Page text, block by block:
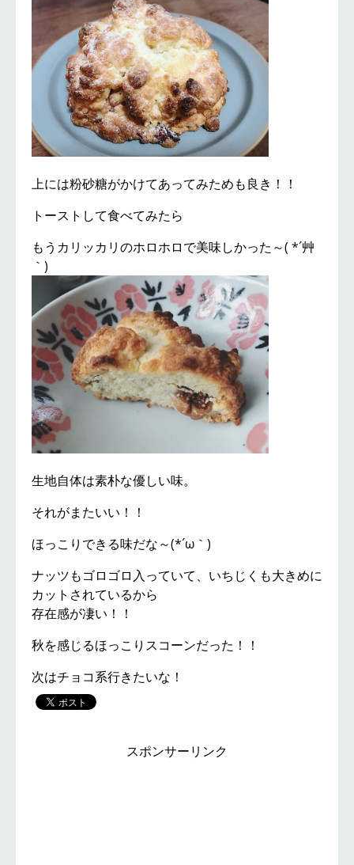
上には粉砂糖がかけてあってみためも良き！！
トーストして食べてみたら
もうカリッカリのホロホロで美味しかった～( *´艸
｀)
生地自体は素朴な優しい味。
それがまたいい！！
ほっこりできる味だな～(*´ω｀)
ナッツもゴロゴロ入っていて、いちじくも大きめに
カットされているから
存在感が凄い！！
秋を感じるほっこりスコーンだった！！
次はチョコ系行きたいな！
スポンサーリンク